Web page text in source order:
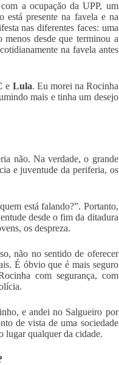
a ocupação da UPP, um
está presente na favela e na
nas diferentes faces: uma
desde que terminou a
na favela antes
e Lula. Eu morei na Rocinha
mais e tinha um desejo
não. Na verdade, o grande
e juventude da periferia, os
está falando?”. Portanto,
desde o fim da ditadura
os despreza.
não no sentido de oferecer
É óbvio que é mais seguro
com segurança, com
e andei no Salgueiro por
de vista de uma sociedade
lugar qualquer da cidade.